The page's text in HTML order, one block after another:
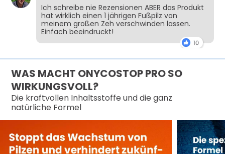
Ich schreibe nie Rezensionen ABER das Produkt
hat wirklich einen 1 jährigen Fußpilz von
meinem großen Zeh verschwinden lassen.
Einfach beeindruckt!
WAS MACHT ONYCOSTOP PRO SO
WIRKUNGSVOLL?
Die kraftvollen Inhaltsstoffe und die ganz
natürliche Formel